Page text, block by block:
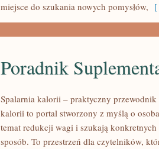
miejsce do szukania nowych pomysłów, [
Poradnik
Spalarnia kalorii – praktyczny
kalorii to portal stworzony z myślą o
temat redukcji wagi i szukają
sposób. To przestrzeń dla czytelników,